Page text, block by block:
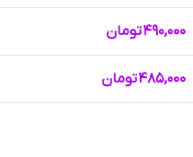
۴۹۰,۰۰۰تومان
۴۸۵,۰۰۰تومان